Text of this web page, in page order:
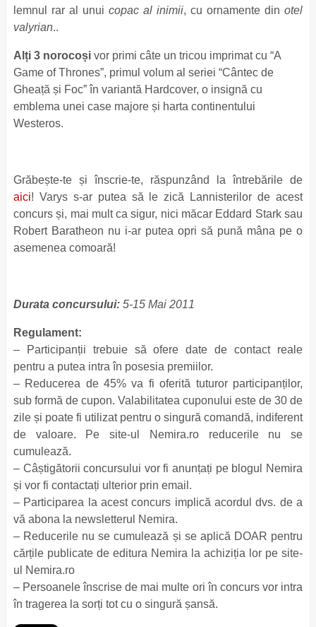
lemnul rar al unui copac al inimii, cu ornamente din otel
valyrian..
Alți 3 norocoșivor primi câte un tricou imprimat cu “A
Game of Thrones”, primul volum al seriei “Cântec de
Gheață și Foc” în variantă Hardcover, o insignă cu
emblema unei case majore și harta continentului
Westeros.
Grăbește-te și înscrie-te, răspunzând la întrebările de
aici! Varys s-ar putea să le zică Lannisterilor de acest
concurs și, mai mult ca sigur, nici măcar Eddard Stark sau
Robert Baratheon nu i-ar putea opri să pună mâna pe o
asemenea comoară!
Durata concursului:5-15 Mai 2011
Regulament:
– Participanții trebuie să ofere date de contact reale
pentru a putea intra în posesia premiilor.
– Reducerea de 45% va fi oferită tuturor participanților,
sub formă de cupon. Valabilitatea cuponului este de 30 de
zile și poate fi utilizat pentru o singură comandă, indiferent
de valoare. Pe site-ul Nemira.ro reducerile nu se
cumulează.
– Câștigătorii concursului vor fi anunțați pe blogul Nemira
și vor fi contactați ulterior prin email.
– Participarea la acest concurs implică acordul dvs. de a
vă abona la newsletterul Nemira.
– Reducerile nu se cumulează și se aplică DOAR pentru
cărțile publicate de editura Nemira la achiziția lor pe site-
ul Nemira.ro
– Persoanele înscrise de mai multe ori în concurs vor intra
în tragerea la sorți tot cu o singură șansă.